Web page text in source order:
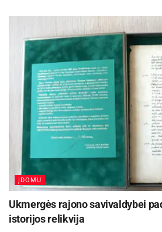
ĮDOMU
Ukmergės rajono savivaldybei
istorijos relikvija